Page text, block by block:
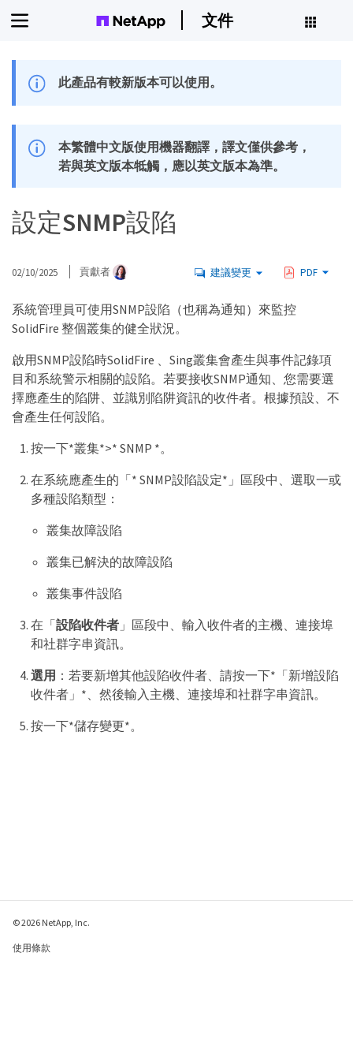
文件
此產品有較新版本可以使用。
本繁體中文版使用機器翻譯，譯文僅供參考，
若與英文版本牴觸，應以英文版本為準。
設定SNMP設陷
02/10/2025 貢獻者 建議變更 PDF
系統管理員可使用SNMP設陷（也稱為通知）來監控
SolidFire 整個叢集的健全狀況。
啟用SNMP設陷時SolidFire 、Sing叢集會產生與事件記錄項
目和系統警示相關的設陷。若要接收SNMP通知、您需要選
擇應產生的陷阱、並識別陷阱資訊的收件者。根據預設、不
會產生任何設陷。
按一下*叢集*>* SNMP *。
在系統應產生的「* SNMP設陷設定*」區段中、選取一或
多種設陷類型：
叢集故障設陷
叢集已解決的故障設陷
叢集事件設陷
在「設陷收件者」區段中、輸入收件者的主機、連接埠
和社群字串資訊。
選用 ：若要新增其他設陷收件者、請按一下*「新增設陷
收件者」*、然後輸入主機、連接埠和社群字串資訊。
按一下*儲存變更*。
© 2026 NetApp, Inc.
使用條款